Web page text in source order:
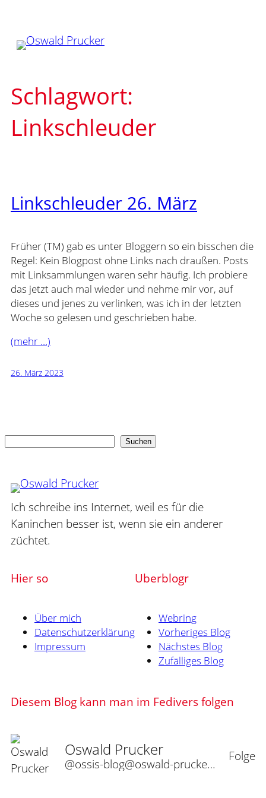
springen
Schlagwort:
Linkschleuder
Linkschleuder 26. März
Früher (TM) gab es unter Bloggern so ein bisschen die
Regel: Kein Blogpost ohne Links nach draußen. Posts
mit Linksammlungen waren sehr häufig. Ich probiere
das jetzt auch mal wieder und nehme mir vor, auf
dieses und jenes zu verlinken, was ich in der letzten
Woche so gelesen und geschrieben habe.
(mehr …)
26. März 2023
Suchen
Ich schreibe ins Internet, weil es für die
Kaninchen besser ist, wenn sie ein anderer
züchtet.
Hier so
Über mich
Datenschutzerklärung
Impressum
Uberblogr
Webring
Vorheriges Blog
Nächstes Blog
Zufälliges Blog
Diesem Blog kann man im Fedivers folgen
Oswald Prucker
@ossis-blog@oswald-prucker.de
Folge